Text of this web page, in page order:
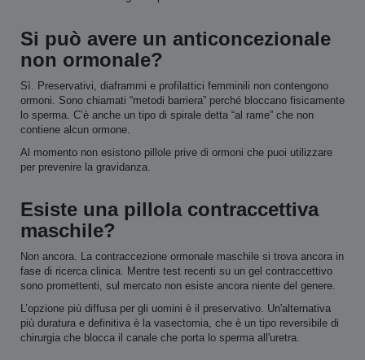
Si può avere un anticoncezionale
non ormonale?
Sì. Preservativi, diaframmi e profilattici femminili non contengono
ormoni. Sono chiamati “metodi barriera” perché bloccano fisicamente
lo sperma. C’è anche un tipo di spirale detta “al rame” che non
contiene alcun ormone.
Al momento non esistono pillole prive di ormoni che puoi utilizzare
per prevenire la gravidanza.
Esiste una pillola contraccettiva
maschile?
Non ancora. La contraccezione ormonale maschile si trova ancora in
fase di ricerca clinica. Mentre test recenti su un gel contraccettivo
sono promettenti, sul mercato non esiste ancora niente del genere.
L’opzione più diffusa per gli uomini è il preservativo. Un'alternativa
più duratura e definitiva è la vasectomia, che è un tipo reversibile di
chirurgia che blocca il canale che porta lo sperma all'uretra.